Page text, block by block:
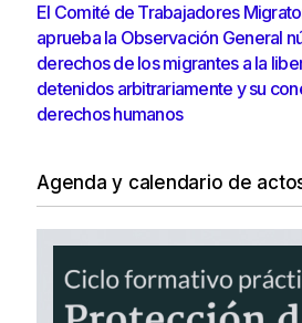
El Comité de Trabajadores
aprueba la Observación General
derechos de los migrantes a la
detenidos arbitrariamente y su
derechos humanos
Agenda y calendario de